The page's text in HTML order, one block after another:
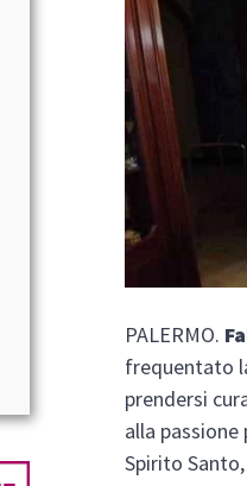
PALERMO.
frequentato
prendersi
alla
Spirito